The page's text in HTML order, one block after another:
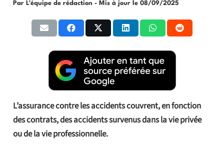
Par L'équipe de rédaction - Mis à jour le 08/09/2025
L’assurance contre les accidents couvrent, en fonction
des contrats, des accidents survenus dans la vie privée
ou de la vie professionnelle.